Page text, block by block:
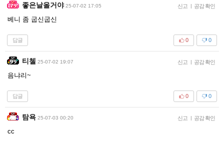
좋은날올거야 25-07-02 17:05 신고 | 공감 확인
베니 좀 굽신굽신
답글 0
0
티첼 25-07-02 19:07 신고 | 공감 확인
음냐리~
답글 0
0
탐욕 25-07-03 00:20 신고 | 공감 확인
cc